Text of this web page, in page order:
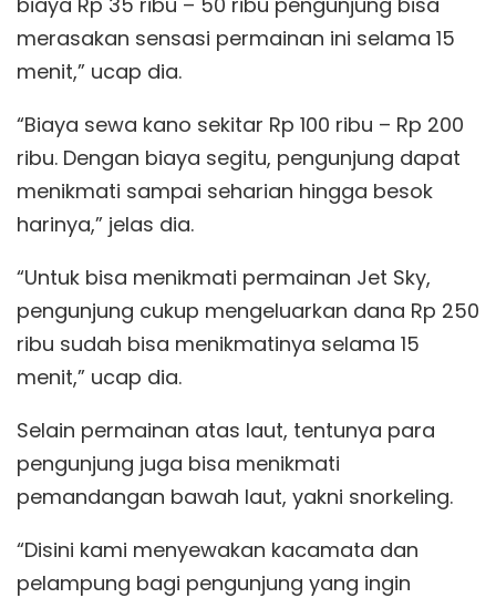
merasakan sensasi permainan ini selama 15
menit,” ucap dia.
“Biaya sewa kano sekitar Rp 100 ribu – Rp 200
ribu. Dengan biaya segitu, pengunjung dapat
menikmati sampai seharian hingga besok
harinya,” jelas dia.
“Untuk bisa menikmati permainan Jet Sky,
pengunjung cukup mengeluarkan dana Rp 250
ribu sudah bisa menikmatinya selama 15
menit,” ucap dia.
Selain permainan atas laut, tentunya para
pengunjung juga bisa menikmati
pemandangan bawah laut, yakni snorkeling.
“Disini kami menyewakan kacamata dan
pelampung bagi pengunjung yang ingin